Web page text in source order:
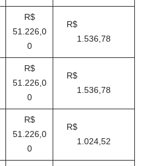
R$
51.226,0
0
R$
1.536,78
R$
51.226,0
0
R$
1.536,78
R$
51.226,0
0
R$
1.024,52